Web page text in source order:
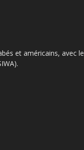
et américains, avec le